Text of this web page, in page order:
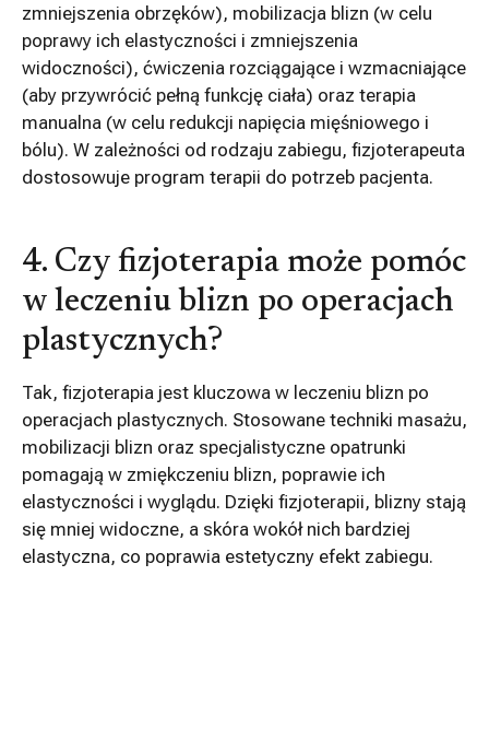
zmniejszenia obrzęków), mobilizacja blizn (w celu
poprawy ich elastyczności i zmniejszenia
widoczności), ćwiczenia rozciągające i wzmacniające
(aby przywrócić pełną funkcję ciała) oraz terapia
manualna (w celu redukcji napięcia mięśniowego i
bólu). W zależności od rodzaju zabiegu, fizjoterapeuta
dostosowuje program terapii do potrzeb pacjenta.
4. Czy fizjoterapia może pomóc
w leczeniu blizn po operacjach
plastycznych?
Tak, fizjoterapia jest kluczowa w leczeniu blizn po
operacjach plastycznych. Stosowane techniki masażu,
mobilizacji blizn oraz specjalistyczne opatrunki
pomagają w zmiękczeniu blizn, poprawie ich
elastyczności i wyglądu. Dzięki fizjoterapii, blizny stają
się mniej widoczne, a skóra wokół nich bardziej
elastyczna, co poprawia estetyczny efekt zabiegu.